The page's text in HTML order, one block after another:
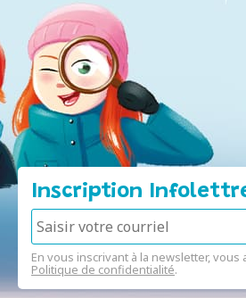
Inscription
En vous inscrivant à la newsletter, vous
Politique de confidentialité.